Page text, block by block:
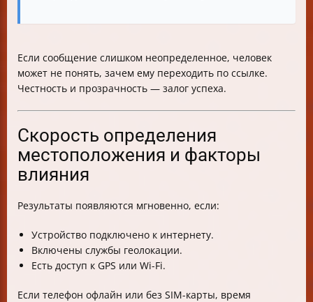
Если сообщение слишком неопределенное, человек
может не понять, зачем ему переходить по ссылке.
Честность и прозрачность — залог успеха.
Скорость определения
местоположения и факторы
влияния
Результаты появляются мгновенно, если:
Устройство подключено к интернету.
Включены службы геолокации.
Есть доступ к GPS или Wi-Fi.
Если телефон офлайн или без SIM-карты, время